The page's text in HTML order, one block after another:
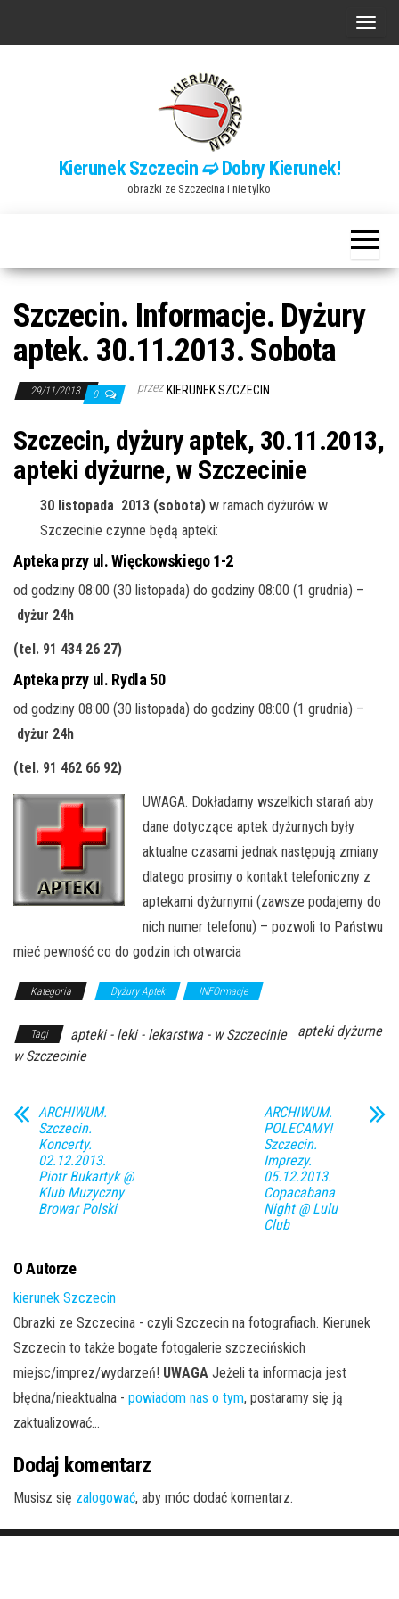
P
n
a
w
ę
Kierunek Szczecin ➫ Dobry Kierunek!
obrazki ze Szczecina i nie tylko
Szczecin. Informacje. Dyżury
aptek. 30.11.2013. Sobota
29/11/2013 0 przez KIERUNEK SZCZECIN
Szczecin, dyżury aptek, 30.11.2013,
apteki dyżurne, w Szczecinie
30 listopada 2013 (sobota) w ramach dyżurów w
Szczecinie czynne będą apteki:
Apteka przy ul. Więckowskiego 1-2
od godziny 08:00 (30 listopada) do godziny 08:00 (1 grudnia) –
dyżur 24h
(tel. 91 434 26 27)
Apteka przy ul. Rydla 50
od godziny 08:00 (30 listopada) do godziny 08:00 (1 grudnia) –
dyżur 24h
(tel. 91 462 66 92)
UWAGA. Dokładamy wszelkich starań aby
dane dotyczące aptek dyżurnych były
aktualne czasami jednak następują zmiany
dlatego prosimy o kontakt telefoniczny z
aptekami dyżurnymi (zawsze podajemy do
nich numer telefonu) – pozwoli to Państwu
mieć pewność co do godzin ich otwarcia
Kategoria Dyżury Aptek INFOrmacje
Tagi apteki - leki - lekarstwa - w Szczecinie
apteki dyżurne
w Szczecinie
ARCHIWUM.
Szczecin.
Koncerty.
02.12.2013.
Piotr Bukartyk @
Klub Muzyczny
Browar Polski
ARCHIWUM.
POLECAMY!
Szczecin.
Imprezy.
05.12.2013.
Copacabana
Night @ Lulu
Club
O Autorze
kierunek Szczecin
Obrazki ze Szczecina - czyli Szczecin na fotografiach. Kierunek
Szczecin to także bogate fotogalerie szczecińskich
miejsc/imprez/wydarzeń! UWAGA Jeżeli ta informacja jest
błędna/nieaktualna - powiadom nas o tym, postaramy się ją
zaktualizować...
Dodaj komentarz
Musisz się zalogować, aby móc dodać komentarz.